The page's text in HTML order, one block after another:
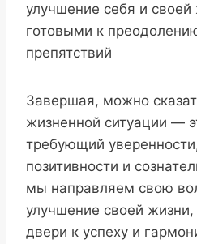
улучшение себя и
готовыми к
препятствий
Завершая, можно
жизненной ситуации —
требующий
позитивности и
мы направляем свою
улучшение своей
двери к успеху и